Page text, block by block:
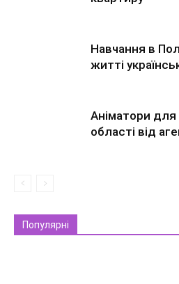
Навчання в
житті
Аніматори для
області від
Популярні